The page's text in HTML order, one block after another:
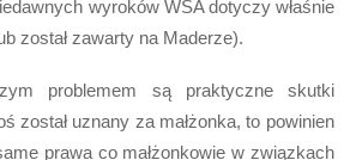
wyroków WSA dotyczy właśnie
został zawarty na Maderze).
problemem są praktyczne skutki
został uznany za małżonka, to powinien
prawa co małżonkowie w związkach